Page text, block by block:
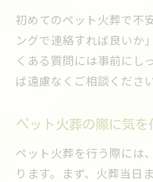
初めてのペット火葬で不
ングで連絡すれば良いか
くある質問には事前にし
ば遠慮なくご相談ください
ペット火葬の際に気を
ペット火葬を行う際には
ります。まず、火葬当日